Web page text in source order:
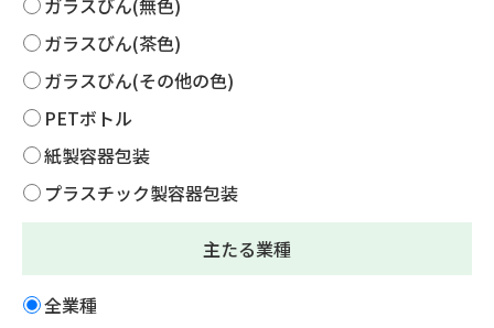
ガラスびん(無色)
ガラスびん(茶色)
ガラスびん(その他の色)
PETボトル
紙製容器包装
プラスチック製容器包装
主たる業種
全業種